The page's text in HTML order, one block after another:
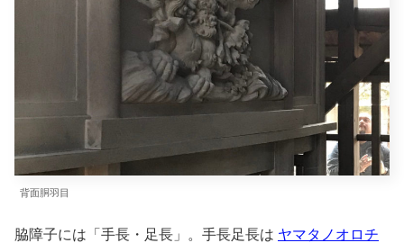
背面胴羽目
脇障子には「手長・足長」。手長足長は ヤマタノオロチ